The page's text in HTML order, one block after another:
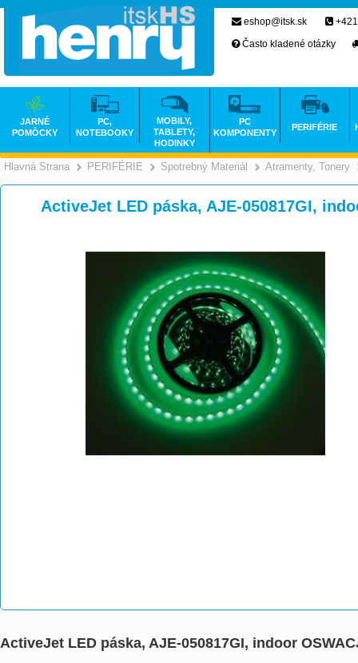
Hlavná Strana >
PERIFÉRIE >
Spotrebný Materiál >
Atramenty, Tonery
ActiveJet LED páska, AJE-050817GI,
ActiveJet LED páska, AJE-050817GI, indoor
eshop@itsk.sk
Často kladené otázky
JARNÉ
POMÔCKY
PC,
NOTEBOOKY
MOBILY,
TABLETY,
HODINKY
PC
KOMPONENTY
PERIFÉRIE